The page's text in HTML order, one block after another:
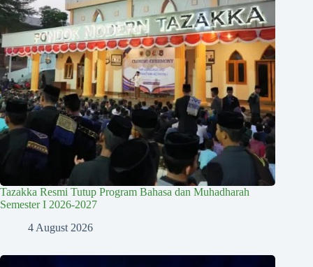
Tazakka Resmi Tutup Program Bahasa dan Muhadharah
Semester I 2026-2027
4 August 2026